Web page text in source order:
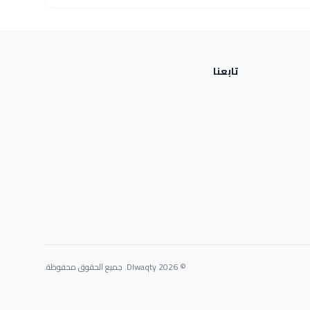
تابعنا
© 2026 Dlwaqty. جميع الحقوق محفوظة.